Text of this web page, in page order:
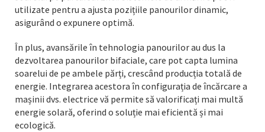
utilizate pentru a ajusta pozițiile panourilor dinamic,
asigurând o expunere optimă.
În plus, avansările în tehnologia panourilor au dus la
dezvoltarea panourilor bifaciale, care pot capta lumina
soarelui de pe ambele părți, crescând producția totală de
energie. Integrarea acestora în configurația de încărcare a
mașinii dvs. electrice vă permite să valorificați mai multă
energie solară, oferind o soluție mai eficientă și mai
ecologică.